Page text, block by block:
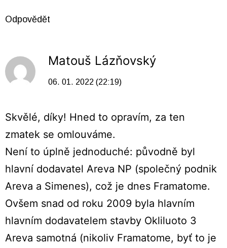
Odpovědět
Matouš Lázňovský
06. 01. 2022 (22:19)
Skvělé, díky! Hned to opravím, za ten
zmatek se omlouváme.
Není to úplně jednoduché: původně byl
hlavní dodavatel Areva NP (společný podnik
Areva a Simenes), což je dnes Framatome.
Ovšem snad od roku 2009 byla hlavním
hlavním dodavatelem stavby Okliluoto 3
Areva samotná (nikoliv Framatome, byť to je